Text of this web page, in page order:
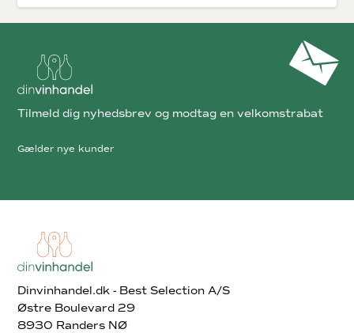
Dinvinhandel.dk - Best Selection A/S
Østre Boulevard 29
8930 Randers NØ
Tilmeld dig nyhedsbrev og modtag en velkomstrabat
Gælder nye kunder